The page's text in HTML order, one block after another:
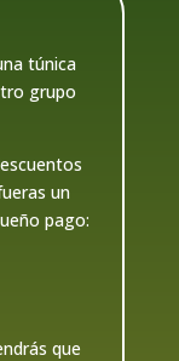
túnica
grupo
un
pago:
que